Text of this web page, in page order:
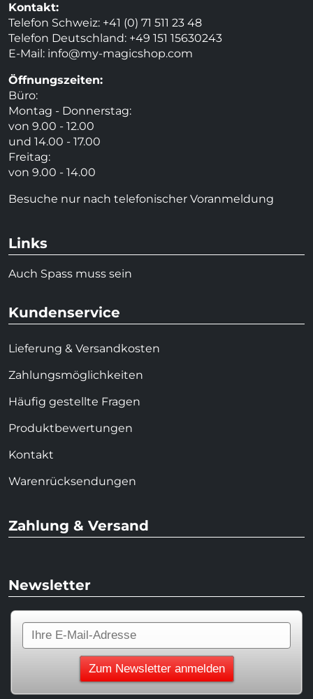
Kontakt:
Telefon Schweiz: +41 (0) 71 511 23 48
Telefon Deutschland: +49 151 15630243
E-Mail: info@my-magicshop.com
Öffnungszeiten:
Büro:
Montag - Donnerstag:
von 9.00 - 12.00
und 14.00 - 17.00
Freitag:
von 9.00 - 14.00
Besuche nur nach telefonischer Voranmeldung
Links
Auch Spass muss sein
Kundenservice
Lieferung & Versandkosten
Zahlungsmöglichkeiten
Häufig gestellte Fragen
Produktbewertungen
Kontakt
Warenrücksendungen
Zahlung & Versand
Newsletter